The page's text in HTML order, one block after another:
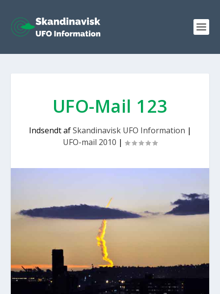
UFO-Mail 123
Indsendt afSkandinavisk UFO Information |
UFO-mail 2010 |